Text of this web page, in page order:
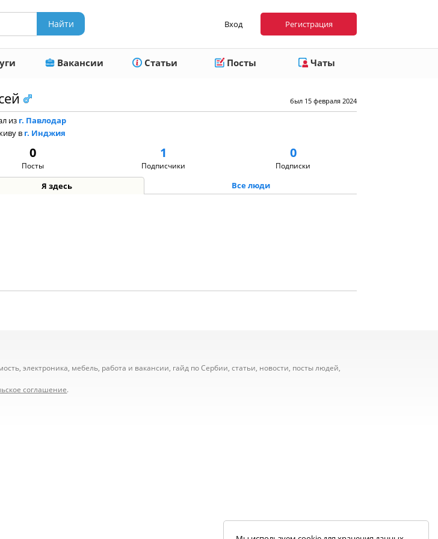
Вход Регистрация
Вакансии Статьи Посты Чаты
был 15 февраля 2024
из г. Павлодар
в г. Инджия
0
Посты
1
Подписчики
0
Подписки
Я здесь Все люди
электроника, мебель, работа и вакансии, гайд по Сербии, статьи, новости, посты людей,
соглашение.